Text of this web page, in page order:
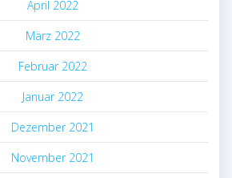
April 2022
März 2022
Februar 2022
Januar 2022
Dezember 2021
November 2021